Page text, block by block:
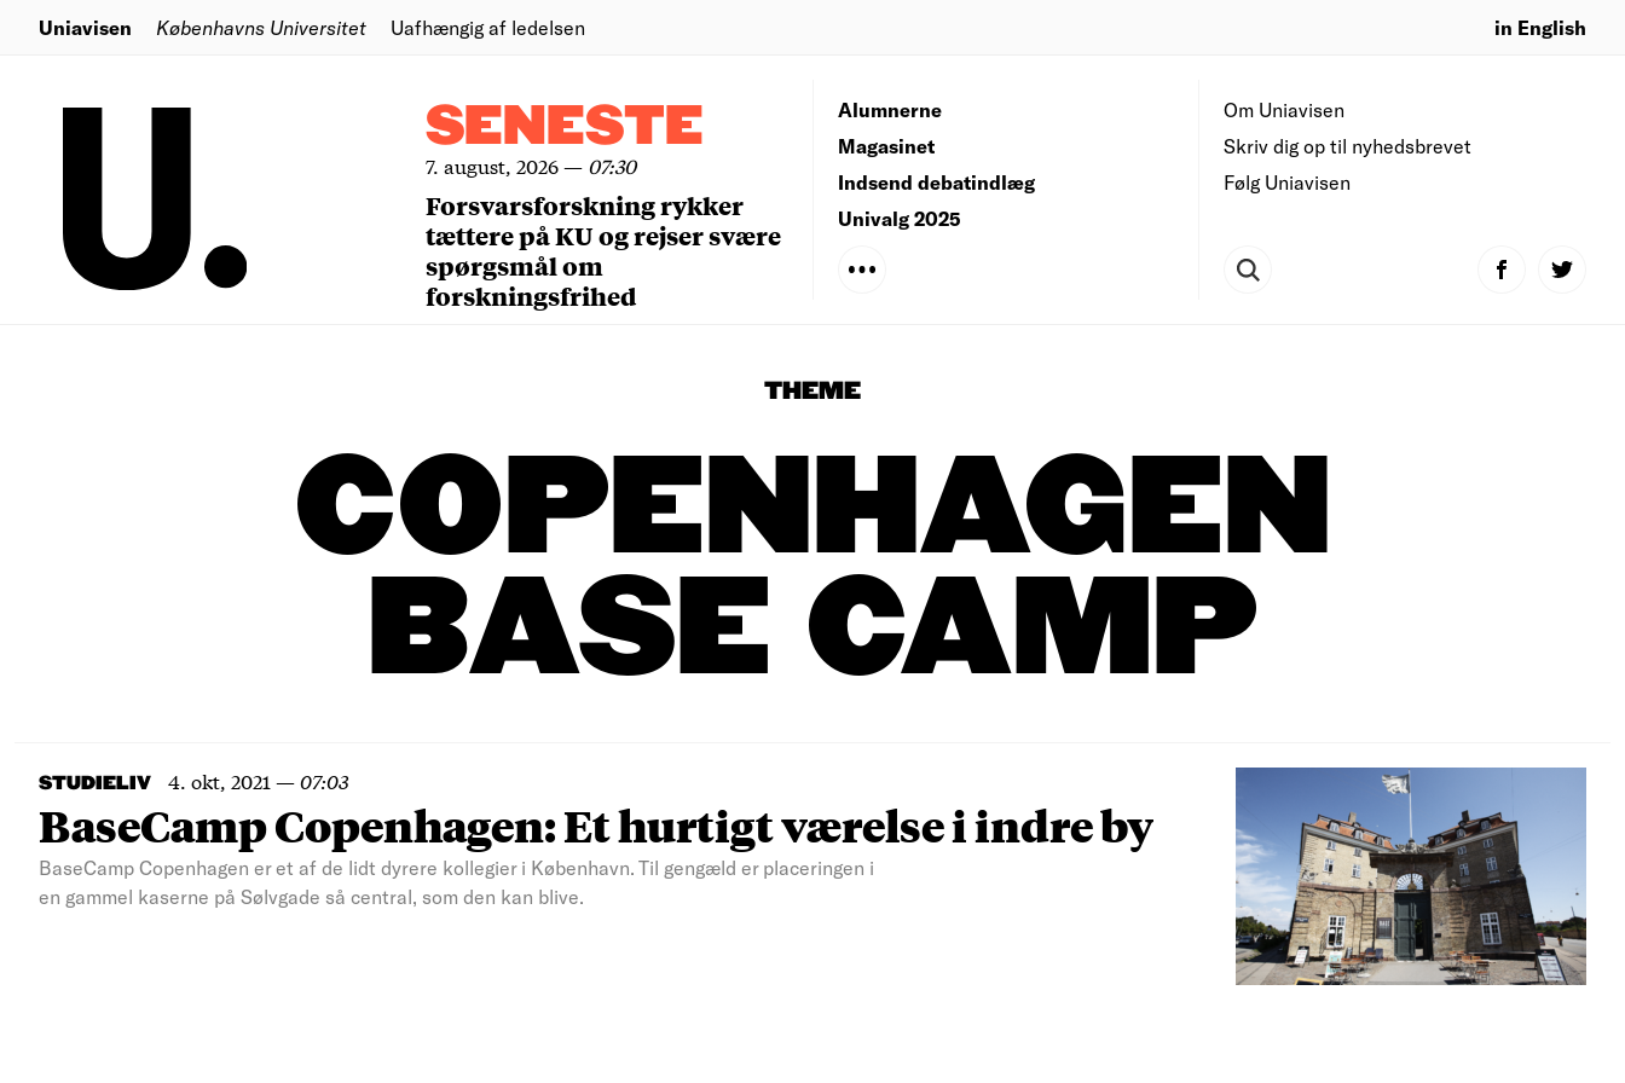
Uniavisen Københavns Universitet Uafhængig af ledelsen in English
SENESTE
7. august, 2026— 07:30
Forsvarsforskning rykker
tættere på KU og rejser svære
spørgsmål om
forskningsfrihed
Om Uniavisen
Skriv dig op til nyhedsbrevet
Følg Uniavisen
Alumnerne
Magasinet
Indsend debatindlæg
Univalg 2025
THEME
COPENHAGEN
BASE CAMP
STUDIELIV 4. okt, 2021 —07:03
BaseCamp Copenhagen: Et hurtigt værelse i indre by
BaseCamp Copenhagen er et af de lidt dyrere kollegier i København. Til gengæld er placeringen i
en gammel kaserne på Sølvgade så central, som den kan blive.